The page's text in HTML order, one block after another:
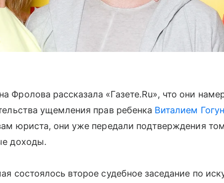
Фролова рассказала «Газете.Ru», что они
ущемления прав ребенка Виталием
юриста, они уже передали подтверждения
доходы.
состоялось второе судебное заседание по